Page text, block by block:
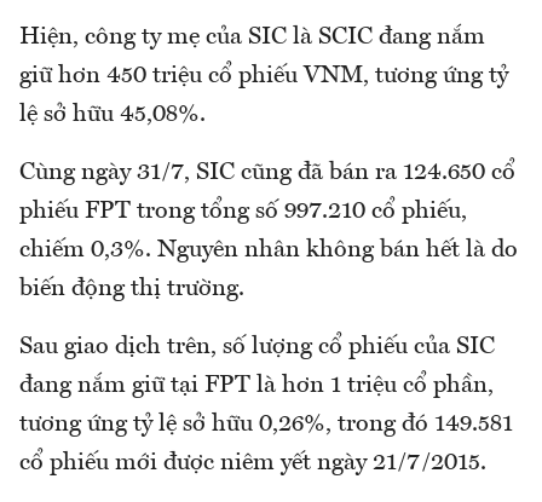
Hiện, công ty mẹ của SIC là SCIC đang nắm
giữ hơn 450 triệu cổ phiếu VNM, tương ứng tỷ
lệ sở hữu 45,08%.
Cùng ngày 31/7, SIC cũng đã bán ra 124.650 cổ
phiếu FPT trong tổng số 997.210 cổ phiếu,
chiếm 0,3%. Nguyên nhân không bán hết là do
biến động thị trường.
Sau giao dịch trên, số lượng cổ phiếu của SIC
đang nắm giữ tại FPT là hơn 1 triệu cổ phần,
tương ứng tỷ lệ sở hữu 0,26%, trong đó 149.581
cổ phiếu mới được niêm yết ngày 21/7/2015.